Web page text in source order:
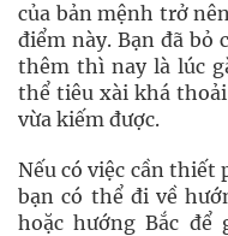
của bản mệnh trở
điểm này. Bạn đã bỏ
thêm thì nay là lúc
thể tiêu xài khá
vừa kiếm được.
Nếu có việc cần thiết
bạn có thể đi về
hoặc hướng Bắc